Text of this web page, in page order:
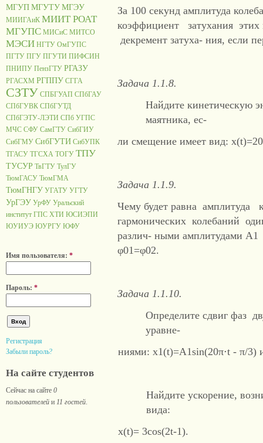
МГУПМГУТУМГЭУ
МИИГАиК МИИТ РОАТ
МГУПС МИСиС МИТСО
МЭСИ НГТУ ОмГУПС
ПГТУ ПГУ ПГУТИ ПИФСИН
ПНИПУ ПензГТУ РГАЗУ
РГАСХМ РГППУ СГГА
СЗТУ СПБГУАП СПбГАУ
СПбГУВК СПбГУТД
СПбГЭТУ-ЛЭТИ СПб УГПС
МЧС СФУ СамГТУ СибГИУ
СибГМУ СибГУТИ СибУПК
ТГАСУ ТГСХА ТОГУ ТПУ
ТУСУР ТвГТУ ТулГУ
ТюмГАСУ ТюмГМА
ТюмГНГУ УГАТУ УГТУ
УрГЭУ УрФУ Уральский
институт ГПС ХТИ ЮСИЭПИ
ЮУИУЭ ЮУРГУ ЮФУ
Имя пользователя: *
Пароль: *
Регистрация
Забыли пароль?
На сайте студентов
Сейчас на сайте 0
пользователей и 11 гостей
За 100 секунд амплитуда
коэффициент затухания
декремент затуха- ния, если
Задача 1.1.8.
Найдите кинетическую
маятника, ес-
ли смещение имеет вид:
Задача 1.1.9.
Чему будет равна амплитуда
гармонических колебаний
различ- ными амплитудами
φ01=φ02.
Задача 1.1.10.
Определите сдвиг фаз
уравне-
ниями: x1(t)=A1sin(20π⋅t - π/3)
Найдите ускорение,
вида:
х(t)= 3cos(2t-1).